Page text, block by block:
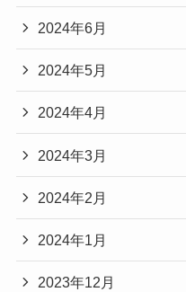
2024年6月
2024年5月
2024年4月
2024年3月
2024年2月
2024年1月
2023年12月